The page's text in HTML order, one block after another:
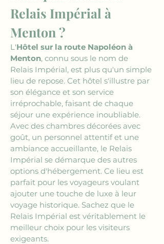
Relais Impérial à
Menton ?
L'Hôtel sur la route Napoléon à
Menton, connu sous le nom de
Relais Impérial, est plus qu'un simple
lieu de repose. Cet hôtel s'illustre par
son élégance et son service
irréprochable, faisant de chaque
séjour une expérience inoubliable.
Avec des chambres décorées avec
goût, un personnel attentif et une
ambiance accueillante, le Relais
Impérial se démarque des autres
options d'hébergement. Ce lieu est
parfait pour les voyageurs voulant
ajouter une touche de luxe à leur
voyage historique. Sachez que le
Relais Impérial est véritablement le
meilleur choix pour les visiteurs
exigeants.